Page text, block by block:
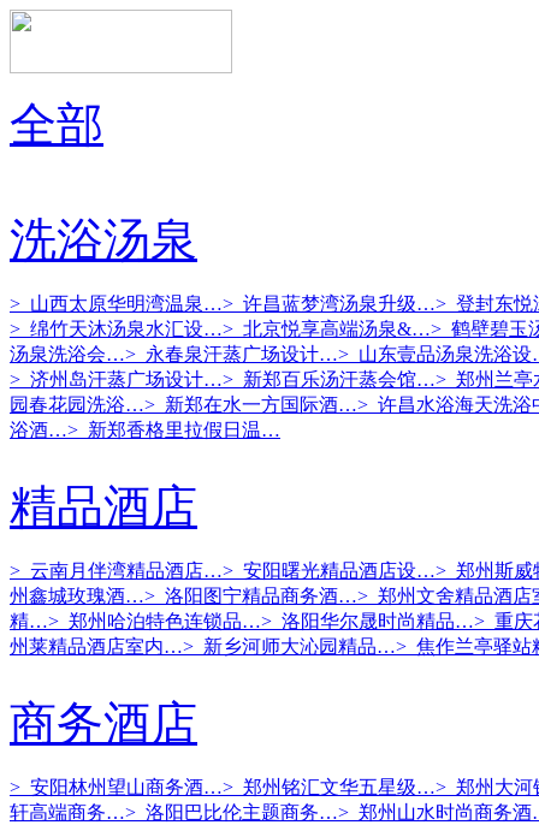
全部
洗浴汤泉
> 山西太原华明湾温泉…> 许昌蓝梦湾汤泉升级…> 登封东
> 绵竹天沐汤泉水汇设…> 北京悦享高端汤泉&…> 鹤壁碧玉
汤泉洗浴会…> 永春泉汗蒸广场设计…> 山东壹品汤泉洗浴
> 济州岛汗蒸广场设计…> 新郑百乐汤汗蒸会馆…> 郑州兰
园春花园洗浴…> 新郑在水一方国际酒…> 许昌水浴海天洗
浴酒…> 新郑香格里拉假日温…
精品酒店
> 云南月伴湾精品酒店…> 安阳曙光精品酒店设…> 郑州斯
州鑫城玫瑰酒…> 洛阳图宁精品商务酒…> 郑州文舍精品酒
精…> 郑州哈泊特色连锁品…> 洛阳华尔晟时尚精品…> 重庆
州莱精品酒店室内…> 新乡河师大沁园精品…> 焦作兰亭驿
商务酒店
> 安阳林州望山商务酒…> 郑州铭汇文华五星级…> 郑州大
轩高端商务…> 洛阳巴比伦主题商务…> 郑州山水时尚商务